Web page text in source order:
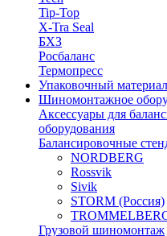
Tip-Top
X-Tra Seal
БХЗ
Росбаланс
Термопресс
Упаковочный
Шиномонтажное
Аксессуары для
оборудования
Балансировочные
NORDBERG
Rossvik
Sivik
STORM (Россия)
Грузовой шиномонтаж